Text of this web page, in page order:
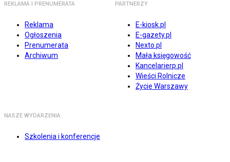
REKLAMA I PRENUMERATA
Reklama
Ogłoszenia
Prenumerata
Archiwum
PARTNERZY
E-kiosk.pl
E-gazety.pl
Nexto.pl
Mała księgowość
Kancelarierp.pl
Wieści Rolnicze
Życie Warszawy
NASZE WYDARZENIA
Szkolenia i konferencje